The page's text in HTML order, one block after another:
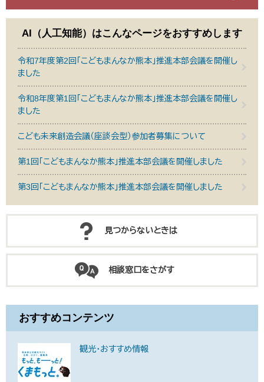
AI（人工知能）はこんなページをおすすめします
令和7年度第2回「こどもまんなか熊本」推進本部会議を開催し
ました
令和8年度第1回「こどもまんなか熊本」推進本部会議を開催し
ました
こども未来創造会議（座談会型）参加者募集について
第1回「こどもまんなか熊本」推進本部会議を開催しました
第3回「こどもまんなか熊本」推進本部会議を開催しました
見つからないときは
相談窓口をさがす
おすすめコンテンツ
観光・おすすめ情報